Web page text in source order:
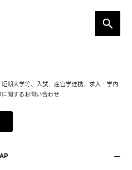
期大学等、入試、産官学連携、求人・学内
関するお問い合わせ